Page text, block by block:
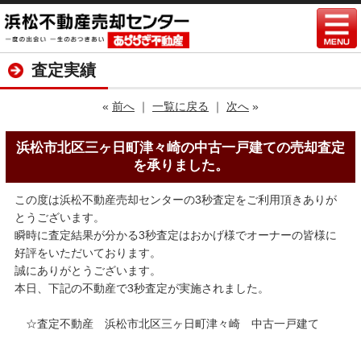
査定実績
« 前へ ｜ 一覧に戻る ｜ 次へ »
浜松市北区三ヶ日町津々崎の中古一戸建ての売却査定
を承りました。
この度は浜松不動産売却センターの3秒査定をご利用頂きありが
とうございます。
瞬時に査定結果が分かる3秒査定はおかげ様でオーナーの皆様に
好評をいただいております。
誠にありがとうございます。
本日、下記の不動産で3秒査定が実施されました。
☆査定不動産 浜松市北区三ヶ日町津々崎 中古一戸建て